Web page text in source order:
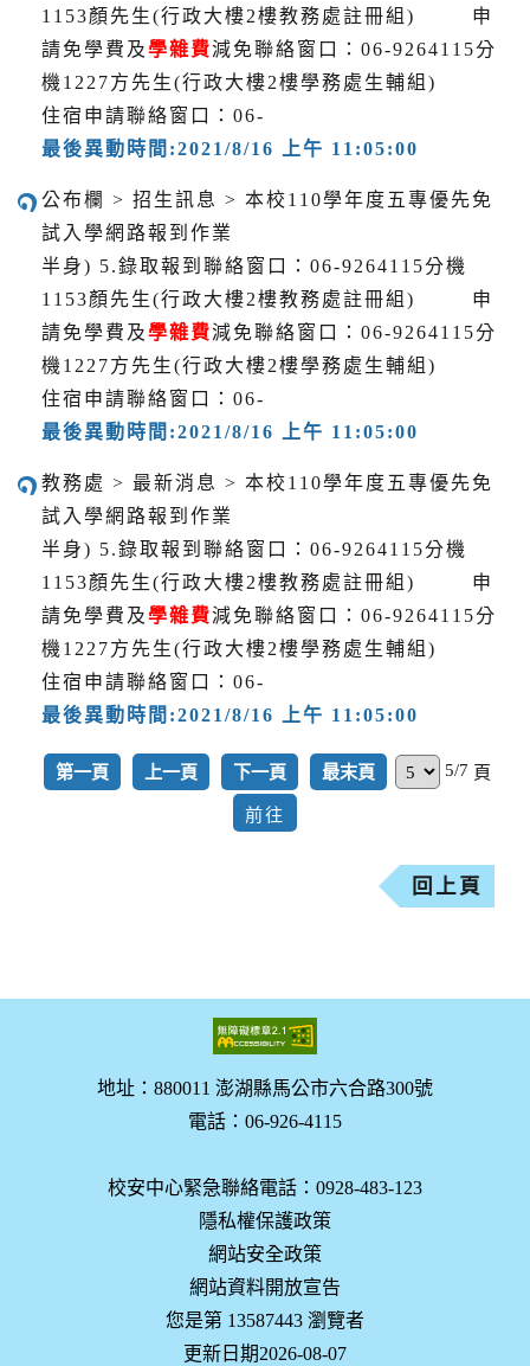
1153顏先生(行政大樓2樓教務處註冊組) 申
請免學費及學雜費減免聯絡窗口：06-9264115分
機1227方先生(行政大樓2樓學務處生輔組)
住宿申請聯絡窗口：06-
最後異動時間:2021/8/16 上午 11:05:00
公布欄 > 招生訊息 > 本校110學年度五專優先免
試入學網路報到作業
半身) 5.錄取報到聯絡窗口：06-9264115分機
1153顏先生(行政大樓2樓教務處註冊組) 申
請免學費及學雜費減免聯絡窗口：06-9264115分
機1227方先生(行政大樓2樓學務處生輔組)
住宿申請聯絡窗口：06-
最後異動時間:2021/8/16 上午 11:05:00
教務處 > 最新消息 > 本校110學年度五專優先免
試入學網路報到作業
半身) 5.錄取報到聯絡窗口：06-9264115分機
1153顏先生(行政大樓2樓教務處註冊組) 申
請免學費及學雜費減免聯絡窗口：06-9264115分
機1227方先生(行政大樓2樓學務處生輔組)
住宿申請聯絡窗口：06-
最後異動時間:2021/8/16 上午 11:05:00
第一頁 上一頁 下一頁 最末頁 5/7 頁
回上頁
地址：880011 澎湖縣馬公市六合路300號
電話：06-926-4115
校安中心緊急聯絡電話：0928-483-123
隱私權保護政策
網站安全政策
網站資料開放宣告
您是第 13587443 瀏覽者
更新日期2026-08-07